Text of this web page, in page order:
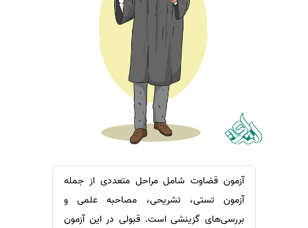
ترجمه عربی به فارسی
مشاهده همه زبان ها
سفارش ویرایش
سفارش پارافریز
سفارش فرمت‌بندی
سفارش کاهش کمیت
سفارش معرفی مقاله
سفارش معرفی کتاب
سفارش چکیده مبسوط
سفارش ترجمه مولتی‌مدیا
سفارش گویندگی
آزمون قضاوت شامل مراحل متعددی از جمله
آزمون تستی، تشریحی، مصاحبه علمی و
بررسی‌های گزینشی است. قبولی در این آزمون